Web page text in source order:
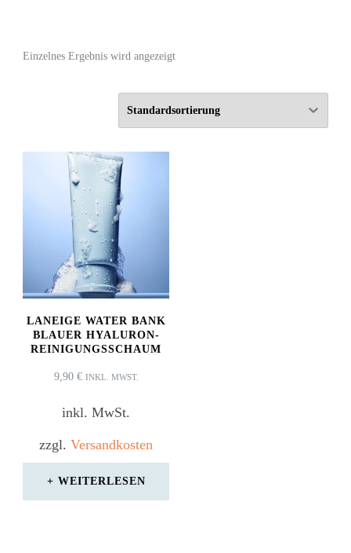
Einzelnes Ergebnis wird angezeigt
LANEIGE WATER BANK
BLAUER HYALURON-
REINIGUNGSSCHAUM
9,90 € INKL. MWST.
inkl. MwSt.
zzgl.Versandkosten
WEITERLESEN